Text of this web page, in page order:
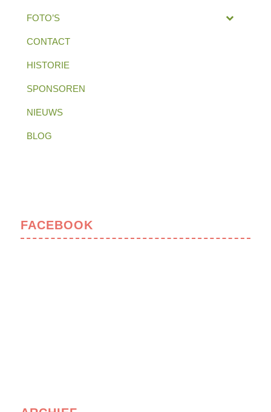
FOTO’S
CONTACT
HISTORIE
SPONSOREN
NIEUWS
BLOG
FACEBOOK